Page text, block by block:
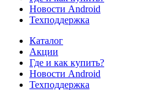
Новости Android
Техподдержка
Каталог
Акции
Где и как купить?
Новости Android
Техподдержка